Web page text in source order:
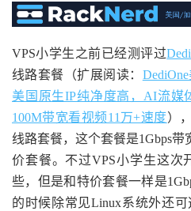
VPS小学生之前已经测评过
线路套餐（扩展阅读：
美国原生IP纯净度高，AI流媒
100M带宽看视频11万+速度）
线路套餐，这个套餐是1Gbps带
价套餐。不过VPS小学生这次
些，但是和特价套餐一样是
的时候除常见Linux系统外还可